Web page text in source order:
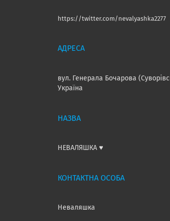
https://twitter.com/nevalyashka2277
вул. Генерала Бочарова
Україна
НЕВАЛЯШКА ♥️
Неваляшка